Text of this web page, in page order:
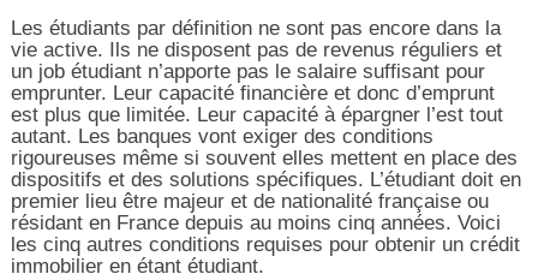
Les étudiants par définition ne sont pas encore dans la
vie active. Ils ne disposent pas de revenus réguliers et
un job étudiant n’apporte pas le salaire suffisant pour
emprunter. Leur capacité financière et donc d’emprunt
est plus que limitée. Leur capacité à épargner l’est tout
autant. Les banques vont exiger des conditions
rigoureuses même si souvent elles mettent en place des
dispositifs et des solutions spécifiques. L’étudiant doit en
premier lieu être majeur et de nationalité française ou
résidant en France depuis au moins cinq années. Voici
les cinq autres conditions requises pour obtenir un crédit
immobilier en étant étudiant.